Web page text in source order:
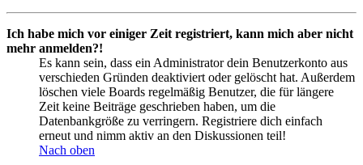
Ich habe mich vor einiger Zeit registriert, kann mich aber nicht
mehr anmelden?!
Es kann sein, dass ein Administrator dein Benutzerkonto aus
verschieden Gründen deaktiviert oder gelöscht hat. Außerdem
löschen viele Boards regelmäßig Benutzer, die für längere
Zeit keine Beiträge geschrieben haben, um die
Datenbankgröße zu verringern. Registriere dich einfach
erneut und nimm aktiv an den Diskussionen teil!
Nach oben